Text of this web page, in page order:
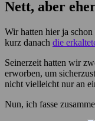
Nett, aber
Wir hatten hier ja schon
kurz danach die
Seinerzeit hatten wir
erworben, um
nicht vielleicht nur an
Nun, ich fasse